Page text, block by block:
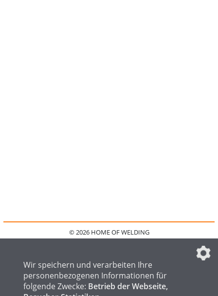
© 2026 HOME OF WELDING
IMPRESSUM
FAQ
DATENSCHUTZEINSTELLUNGEN
Wir speichern und verarbeiten Ihre
personenbezogenen Informationen für
folgende Zwecke: Betrieb der Webseite,